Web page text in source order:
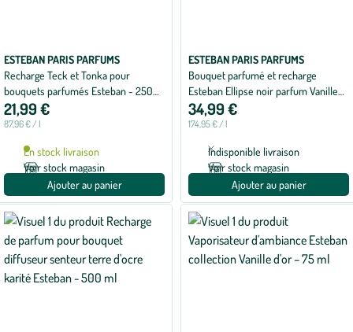
ESTEBAN PARIS PARFUMS
Recharge Teck et Tonka pour
bouquets parfumés Esteban - 250
ml
21,99 €
87,96 € / l
En stock livraison
Voir stock magasin
Ajouter au panier
ESTEBAN PARIS PARFUMS
Bouquet parfumé et recharge
Esteban Ellipse noir parfum Vanille
d’or - 200 ml
34,99 €
174,95 € / l
Indisponible livraison
Voir stock magasin
Ajouter au panier